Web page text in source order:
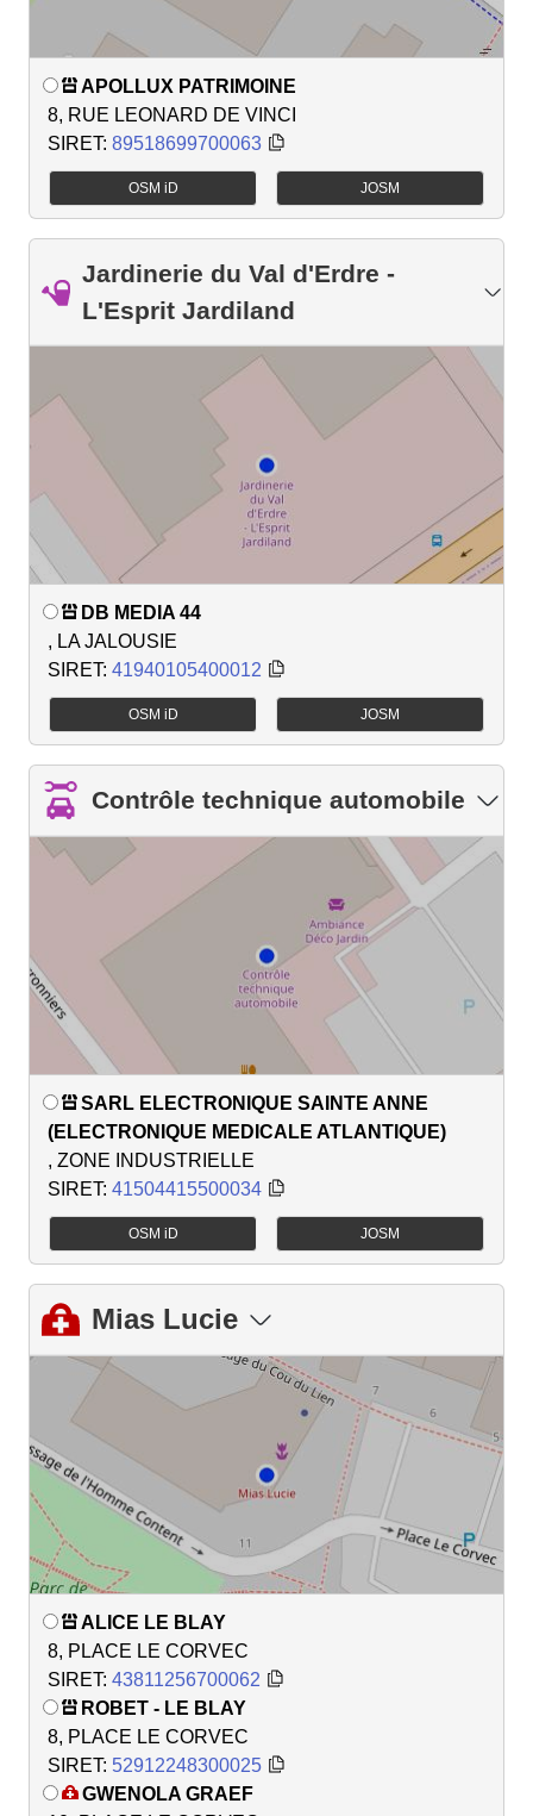
APOLLUX PATRIMOINE
8, RUE LEONARD DE VINCI
SIRET: 89518699700063
OSM iD JOSM
Jardinerie du Val d'Erdre -
L'Esprit Jardiland
DB MEDIA 44
, LA JALOUSIE
SIRET: 41940105400012
OSM iD JOSM
Contrôle technique automobile
SARL ELECTRONIQUE SAINTE ANNE
(ELECTRONIQUE MEDICALE ATLANTIQUE)
, ZONE INDUSTRIELLE
SIRET: 41504415500034
OSM iD JOSM
Mias Lucie
ALICE LE BLAY
8, PLACE LE CORVEC
SIRET: 43811256700062
ROBET - LE BLAY
8, PLACE LE CORVEC
SIRET: 52912248300025
GWENOLA GRAEF